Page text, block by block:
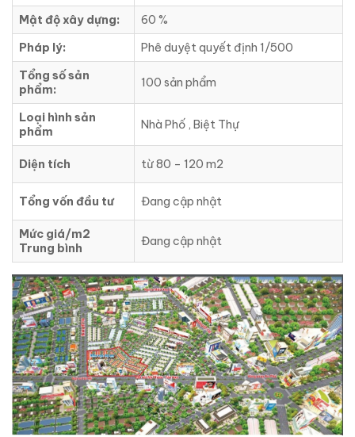
Mật độ xây dựng:
60 %
Pháp lý:
Phê duyệt quyết định 1/500
Tổng số sản
phẩm:
100 sản phẩm
Loại hình sản
phẩm
Nhà Phố , Biệt Thự
Diện tích từ 80 – 120 m2
Tổng vốn đầu tư Đang cập nhật
Mức giá/m2
Trung bình
Đang cập nhật